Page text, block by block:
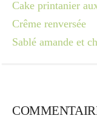
Cake printanier
Crême renversée
Sablé amande et